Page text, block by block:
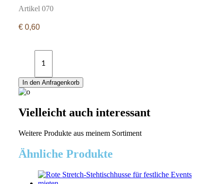
Artikel 070
€ 0,60
In den Anfragenkorb
Vielleicht auch interessant
Weitere Produkte aus meinem Sortiment
Ähnliche Produkte